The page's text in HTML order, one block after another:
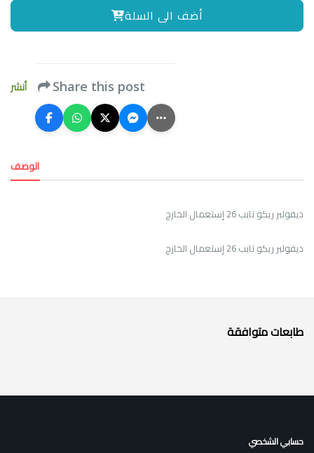
أضف الى السلة
أنشر Share this post
الوصف
ديفولبر ريكو تايب 26 إستعمال الخارج
ديفولبر ريكو تايب 26 إستعمال الخارج
طابعات متوافقة
حسابي الشخصي